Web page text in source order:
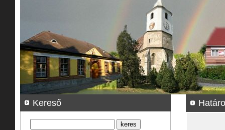
Kereső